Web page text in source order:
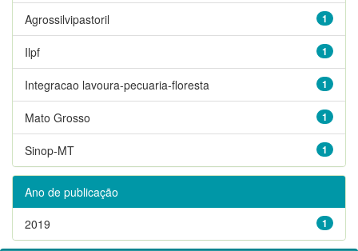
1
Agrossilvipastoril
1
Ilpf
1
Integracao lavoura-pecuaria-floresta
1
Mato Grosso
1
Sinop-MT
Ano de publicação
1
2019